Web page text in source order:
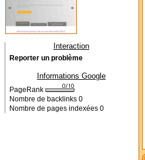
Interaction
Reporter un problème
Informations Google
PageRank
Nombre de backlinks 0
Nombre de pages indexées 0